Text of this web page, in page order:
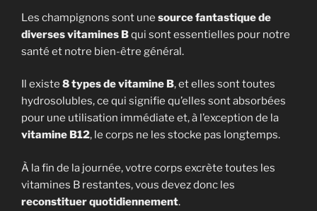
Les champignons sont une source fantastique de
diverses vitamines Bqui sont essentielles pour notre
santé et notre bien-être général.
Il existe 8 types de vitamine B, et elles sont toutes
hydrosolubles, ce qui signifie qu’elles sont absorbées
pour une utilisation immédiate et, à l’exception de la
vitamine B12, le corps ne les stocke pas longtemps.
À la fin de la journée, votre corps excrète toutes les
vitamines B restantes, vous devez donc les
reconstituer quotidiennement.